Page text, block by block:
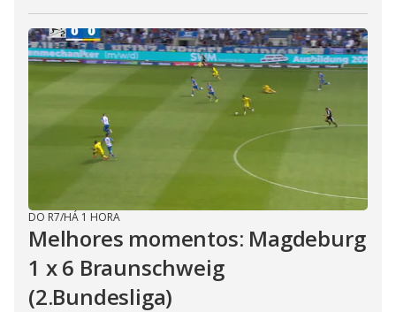
DO R7/HÁ 1 HORA
Melhores momentos: Magdeburg
1 x 6 Braunschweig
(2.Bundesliga)